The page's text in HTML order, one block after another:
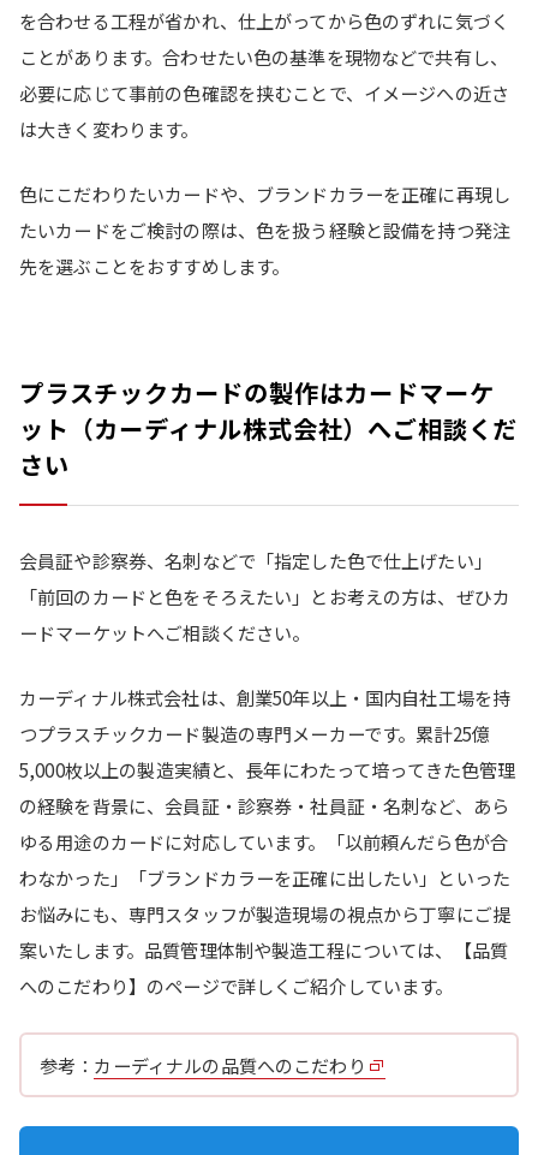
を合わせる工程が省かれ、仕上がってから色のずれに気づく
ことがあります。合わせたい色の基準を現物などで共有し、
必要に応じて事前の色確認を挟むことで、イメージへの近さ
は大きく変わります。
色にこだわりたいカードや、ブランドカラーを正確に再現し
たいカードをご検討の際は、色を扱う経験と設備を持つ発注
先を選ぶことをおすすめします。
プラスチックカードの製作はカードマーケ
ット（カーディナル株式会社）へご相談くだ
さい
会員証や診察券、名刺などで「指定した色で仕上げたい」
「前回のカードと色をそろえたい」とお考えの方は、ぜひカ
ードマーケットへご相談ください。
カーディナル株式会社は、創業50年以上・国内自社工場を持
つプラスチックカード製造の専門メーカーです。累計25億
5,000枚以上の製造実績と、長年にわたって培ってきた色管理
の経験を背景に、会員証・診察券・社員証・名刺など、あら
ゆる用途のカードに対応しています。「以前頼んだら色が合
わなかった」「ブランドカラーを正確に出したい」といった
お悩みにも、専門スタッフが製造現場の視点から丁寧にご提
案いたします。品質管理体制や製造工程については、【品質
へのこだわり】のページで詳しくご紹介しています。
参考： カーディナルの品質へのこだわり